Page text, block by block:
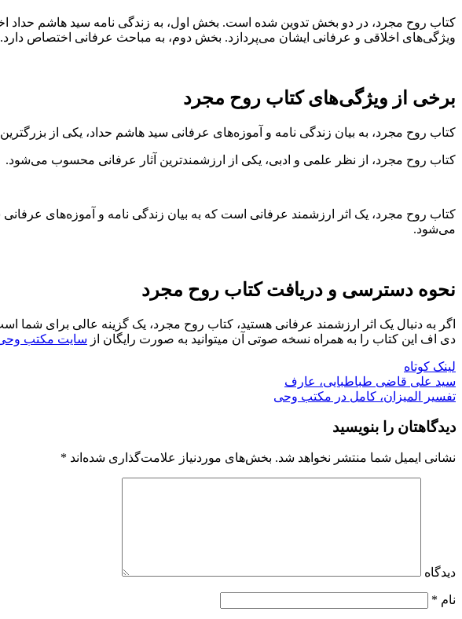
کتاب روح مجرد، در دو بخش تدوین شده است. بخش اول، به زندگی نامه سید هاشم حداد
ویژگی‌های اخلاقی و عرفانی ایشان می‌پردازد. بخش دوم، به مباحث عرفانی اختصاص
برخی از ویژگی‌های کتاب روح مجرد
کتاب روح مجرد، به بیان زندگی نامه و آموزه‌های عرفانی سید هاشم حداد، یکی از
کتاب روح مجرد، از نظر علمی و ادبی، یکی از ارزشمندترین آثار عرفانی محسوب می‌شود.
کتاب روح مجرد، یک اثر ارزشمند عرفانی است که به بیان زندگی نامه و آموزه‌های
می‌شود.
نحوه دسترسی و دریافت کتاب روح مجرد
اگر به دنبال یک اثر ارزشمند عرفانی هستید، کتاب روح مجرد، یک گزینه عالی برای شما
دی اف این کتاب را به همراه نسخه صوتی آن میتوانید به صورت رایگان از سایت مکتب
لینک کوتاه
سید علی قاضی طباطبایی، عارف
تفسیر المیزان، کامل در مکتب وحی
دیدگاهتان را بنویسید
نشانی ایمیل شما منتشر نخواهد شد. بخش‌های موردنیاز علامت‌گذاری شده‌اند *
دیدگاه
نام *